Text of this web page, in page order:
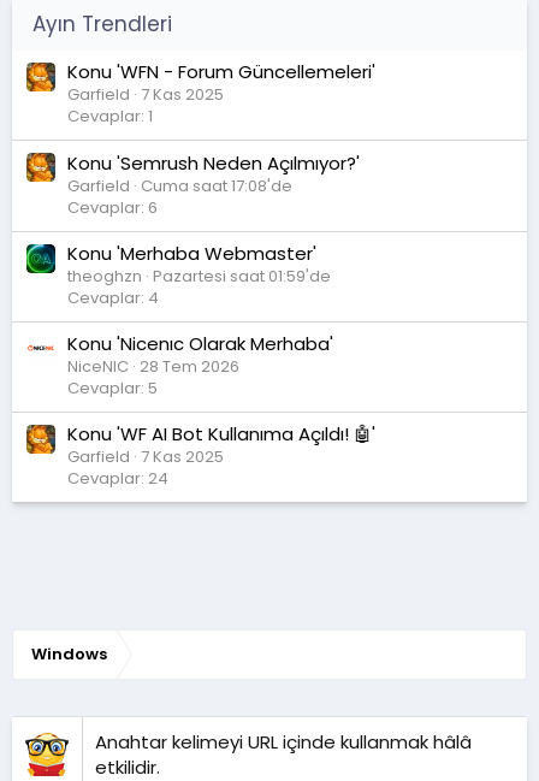
Ayın Trendleri
Konu 'WFN - Forum Güncellemeleri'
Garfield 7 Kas 2025
Cevaplar: 1
Konu 'Semrush Neden Açılmıyor?'
Garfield Cuma saat 17:08'de
Cevaplar: 6
Konu 'Merhaba Webmaster'
theoghzn Pazartesi saat 01:59'de
Cevaplar: 4
Konu 'Nicenıc Olarak Merhaba'
NiceNIC 28 Tem 2026
Cevaplar: 5
Konu 'WF AI Bot Kullanıma Açıldı! 🤖'
Garfield 7 Kas 2025
Cevaplar: 24
Windows
Anahtar kelimeyi URL içinde kullanmak hâlâ
etkilidir.